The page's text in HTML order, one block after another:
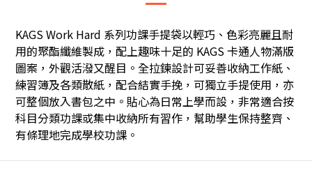
KAGS Work Hard 系列功課手提袋以輕巧、色彩亮麗且耐
用的聚酯纖維製成，配上趣味十足的 KAGS 卡通人物滿版
圖案，外觀活潑又醒目。全拉鍊設計可妥善收納工作紙、
練習簿及各類散紙，配合結實手挽，可獨立手提使用，亦
可整個放入書包之中。貼心為日常上學而設，非常適合按
科目分類功課或集中收納所有習作，幫助學生保持整齊、
有條理地完成學校功課。